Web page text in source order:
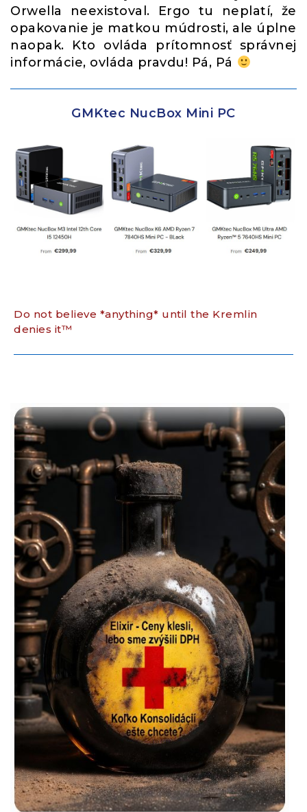
Orwella neexistoval. Ergo tu neplatí, že
opakovanie je matkou múdrosti, ale úplne
naopak. Kto ovláda prítomnosť správnej
informácie, ovláda pravdu! Pá, Pá
GMKtec NucBox Mini PC
Do not believe *anything* until the Kremlin
denies it™